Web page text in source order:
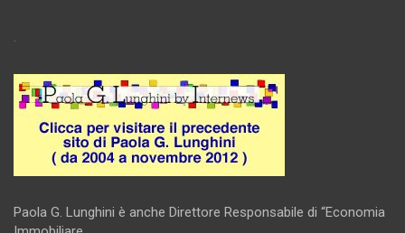
.
Paola G. Lunghini è anche Direttore Responsabile di “Economia